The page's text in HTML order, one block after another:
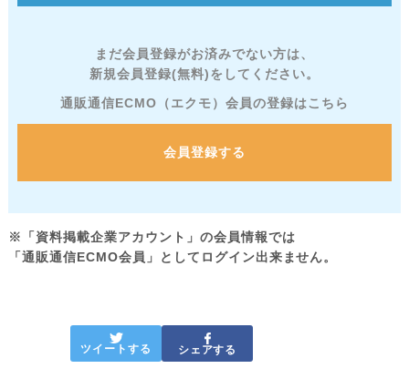
まだ会員登録がお済みでない方は、
新規会員登録(無料)をしてください。
通販通信ECMO（エクモ）会員の登録はこちら
会員登録する
※「資料掲載企業アカウント」の会員情報では
「通販通信ECMO会員」としてログイン出来ません。
ツイートする シェアする